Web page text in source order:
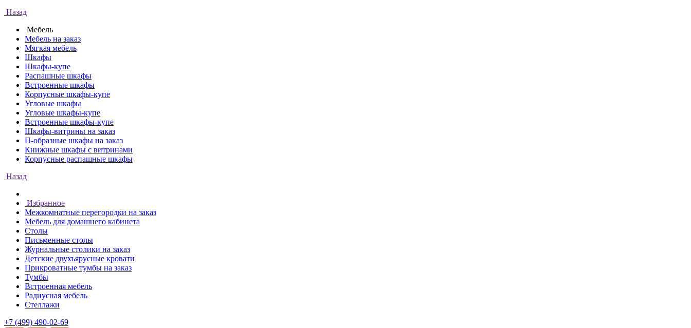
Назад
Мебель
Мебель на заказ
Мягкая мебель
Шкафы
Шкафы-купе
Распашные шкафы
Встроенные шкафы
Корпусные шкафы-купе
Угловые шкафы
Угловые шкафы-купе
Встроенные шкафы-купе
Шкафы-витрины на заказ
П-образные шкафы на заказ
Книжные шкафы с витринами
Корпусные распашные шкафы
Назад
Избранное
Межкомнатные перегородки на заказ
Мебель для домашнего кабинета
Столы
Письменные столы
Журнальные столики на заказ
Детские двухъярусные кровати
Прикроватные тумбы на заказ
Тумбы
Встроенная мебель
Радиусная мебель
Стеллажи
+7 (499) 490-02-69